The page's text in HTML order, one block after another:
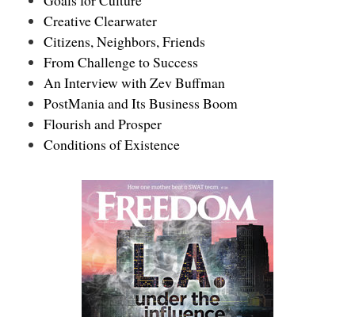
Creative Clearwater
Citizens, Neighbors, Friends
From Challenge to Success
An Interview with Zev Buffman
PostMania and Its Business Boom
Flourish and Prosper
Conditions of Existence